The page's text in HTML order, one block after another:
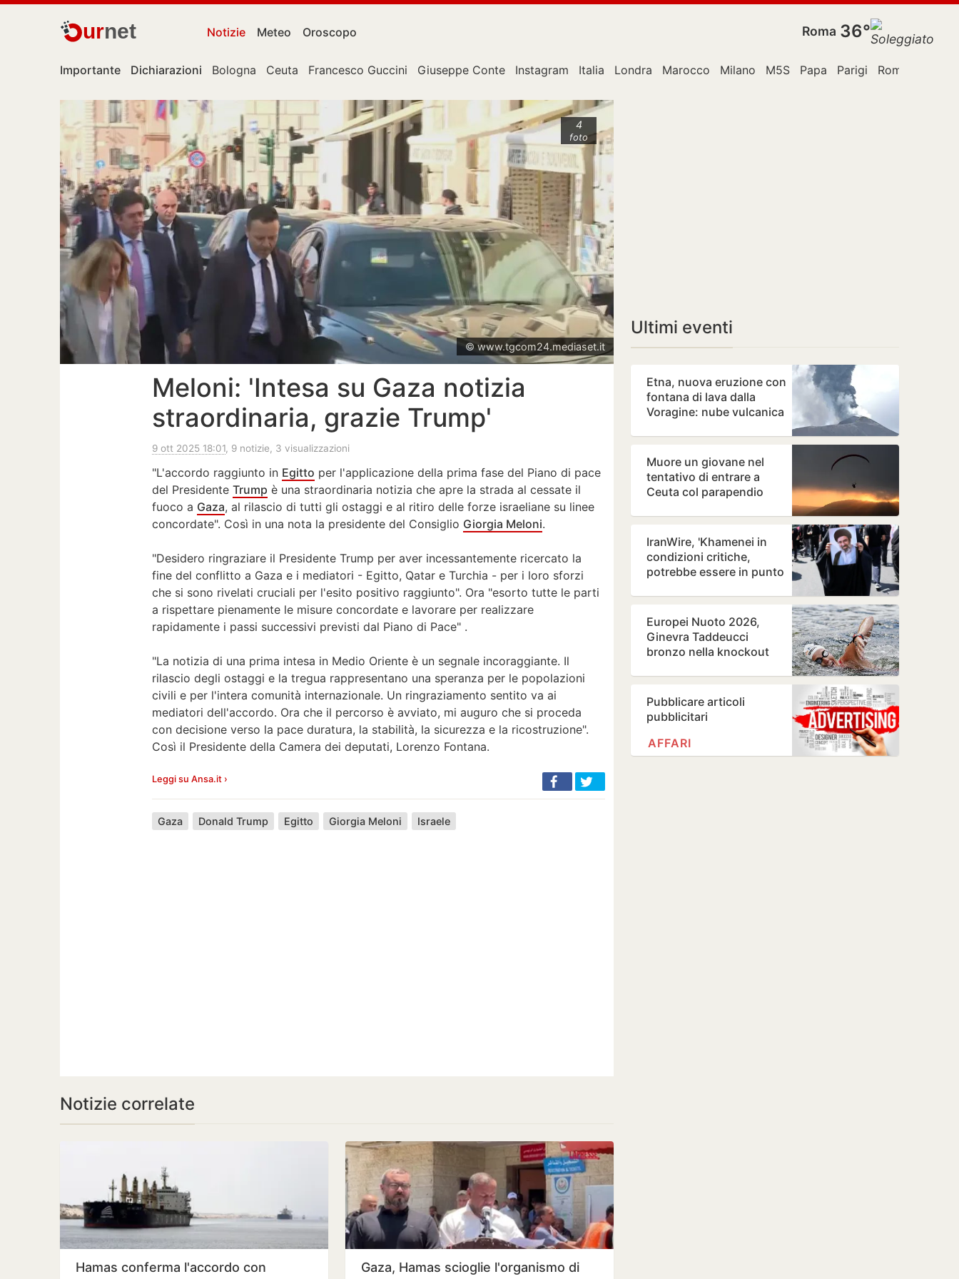
urnet Notizie Meteo Oroscopo Roma 36°
Importante Dichiarazioni Bologna Ceuta Francesco Guccini Giuseppe Conte Instagram Italia Londra Marocco Milano M5S Papa Parigi Roma
4
foto
© www.tgcom24.mediaset.it
Meloni: 'Intesa su Gaza notizia
straordinaria, grazie Trump'
9 ott 2025 18:01, 9 notizie, 3 visualizzazioni
"L'accordo raggiunto in Egitto per l'applicazione della prima fase del Piano di pace
del PresidenteTrump è una straordinaria notizia che apre la strada al cessate il
fuoco a Gaza, al rilascio di tutti gli ostaggi e al ritiro delle forze israeliane su linee
concordate". Così in una nota la presidente del Consiglio Giorgia Meloni.
"Desidero ringraziare il Presidente Trump per aver incessantemente ricercato la
fine del conflitto a Gaza e i mediatori - Egitto, Qatar e Turchia - per i loro sforzi
che si sono rivelati cruciali per l'esito positivo raggiunto". Ora "esorto tutte le parti
a rispettare pienamente le misure concordate e lavorare per realizzare
rapidamente i passi successivi previsti dal Piano di Pace" .
"La notizia di una prima intesa in Medio Oriente è un segnale incoraggiante. Il
rilascio degli ostaggi e la tregua rappresentano una speranza per le popolazioni
civili e per l'intera comunità internazionale. Un ringraziamento sentito va ai
mediatori dell'accordo. Ora che il percorso è avviato, mi auguro che si proceda
con decisione verso la pace duratura, la stabilità, la sicurezza e la ricostruzione".
Così il Presidente della Camera dei deputati, Lorenzo Fontana.
Leggi su Ansa.it ›
Gaza Donald Trump Egitto Giorgia Meloni Israele
Notizie correlate
Hamas conferma l'accordo con
Gaza, Hamas scioglie l'organismo di
Ultimi eventi
Etna, nuova eruzione con
fontana di lava dalla
Voragine: nube vulcanica
Muore un giovane nel
tentativo di entrare a
Ceuta col parapendio
IranWire, 'Khamenei in
condizioni critiche,
potrebbe essere in punto
Europei Nuoto 2026,
Ginevra Taddeucci
bronzo nella knockout
Pubblicare articoli
pubblicitari
AFFARI